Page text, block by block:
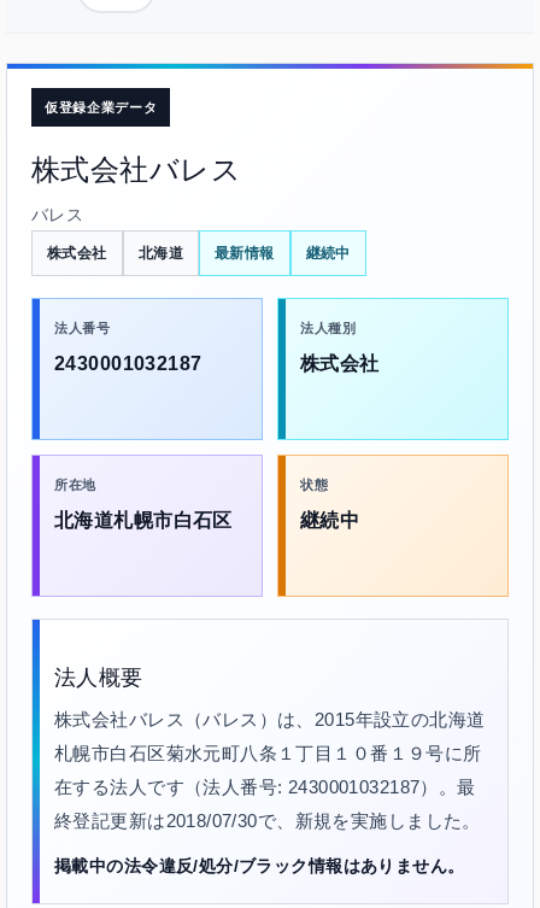
仮登録企業データ
株式会社バレス
バレス
株式会社 北海道 最新情報 継続中
法人番号
2430001032187
法人種別
株式会社
所在地
北海道札幌市白石区
状態
継続中
法人概要
株式会社バレス（バレス）は、2015年設立の北海道
札幌市白石区菊水元町八条１丁目１０番１９号に所
在する法人です（法人番号: 2430001032187）。最
終登記更新は2018/07/30で、新規を実施しました。
掲載中の法令違反/処分/ブラック情報はありません。